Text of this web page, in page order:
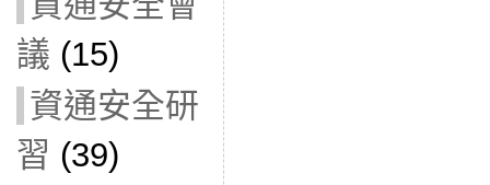
議 (15)
資通安全研
習 (39)